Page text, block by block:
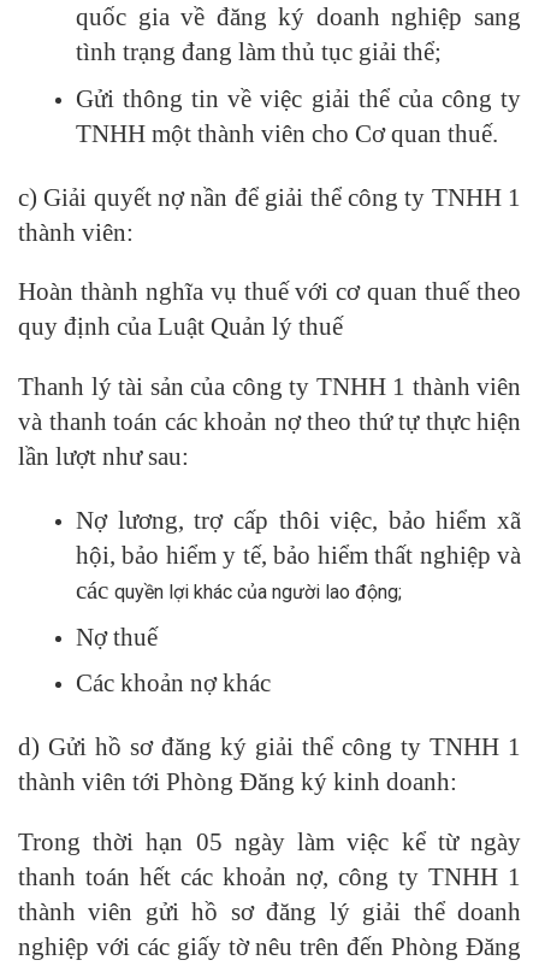
quốc gia về đăng ký doanh nghiệp sang
tình trạng đang làm thủ tục giải thể;
Gửi thông tin về việc giải thể của công ty
TNHH một thành viên cho Cơ quan thuế.
c) Giải quyết nợ nần để giải thể công ty TNHH 1
thành viên:
Hoàn thành nghĩa vụ thuế với cơ quan thuế theo
quy định của Luật Quản lý thuế
Thanh lý tài sản của công ty TNHH 1 thành viên
và thanh toán các khoản nợ theo thứ tự thực hiện
lần lượt như sau:
Nợ lương, trợ cấp thôi việc, bảo hiểm xã
hội, bảo hiểm y tế, bảo hiểm thất nghiệp và
các quyền lợi khác của người lao động;
Nợ thuế
Các khoản nợ khác
d) Gửi hồ sơ đăng ký giải thể công ty TNHH 1
thành viên tới Phòng Đăng ký kinh doanh:
Trong thời hạn 05 ngày làm việc kể từ ngày
thanh toán hết các khoản nợ, công ty TNHH 1
thành viên gửi hồ sơ đăng lý giải thể doanh
nghiệp với các giấy tờ nêu trên đến Phòng Đăng